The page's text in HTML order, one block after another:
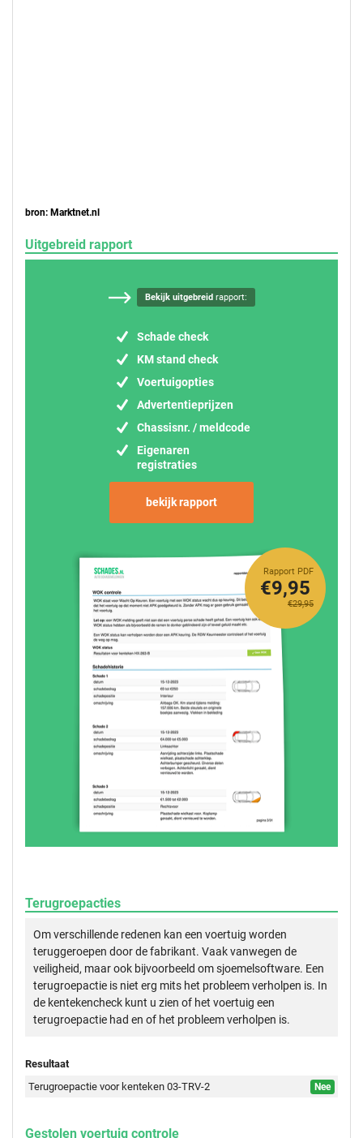
bron: Marktnet.nl
Uitgebreid rapport
Bekijk uitgebreidrapport:
Schade check
KM stand check
Voertuigopties
Advertentieprijzen
Chassisnr. / meldcode
Eigenaren
registraties
bekijk rapport
Rapport PDF
€29,95
€9,95
Terugroepacties
Om verschillende redenen kan een voertuig worden
teruggeroepen door de fabrikant. Vaak vanwegen de
veiligheid, maar ook bijvoorbeeld om sjoemelsoftware. Een
terugroepactie is niet erg mits het probleem verholpen is. In
de kentekencheck kunt u zien of het voertuig een
terugroepactie had en of het probleem verholpen is.
Resultaat
Terugroepactie voor kenteken 03-TRV-2
Nee
Gestolen voertuig controle